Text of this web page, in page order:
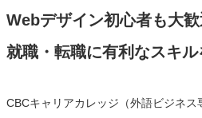
Webデザイン初心者も大歓
就職・転職に有利なスキ
CBCキャリアカレッジ（外語ビジネス